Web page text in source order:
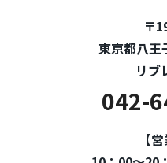
〒
東京都八王
リブ
042-
【